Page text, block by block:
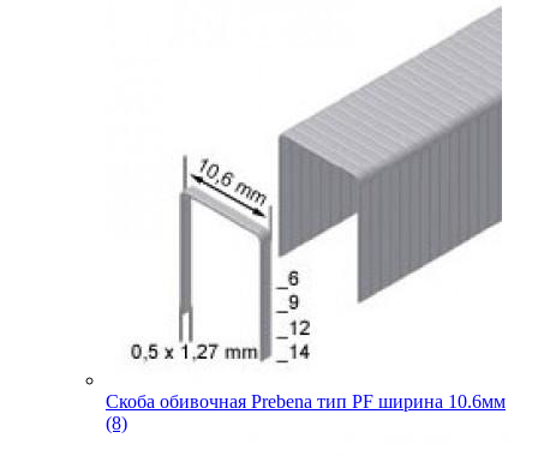
Скоба обивочная Prebena тип PF ширина 10.6мм
(8)